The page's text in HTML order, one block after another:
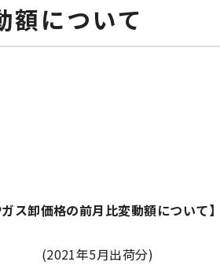
額について
ガス卸価格の前月比変動額について】
(2021年5月出荷分)